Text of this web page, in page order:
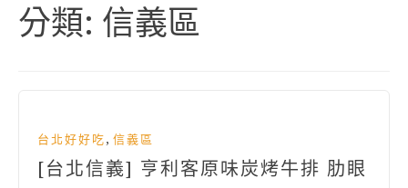
分類: 信義區
台北好好吃 , 信義區
[台北信義] 亨利客原味炭烤牛排 肋眼